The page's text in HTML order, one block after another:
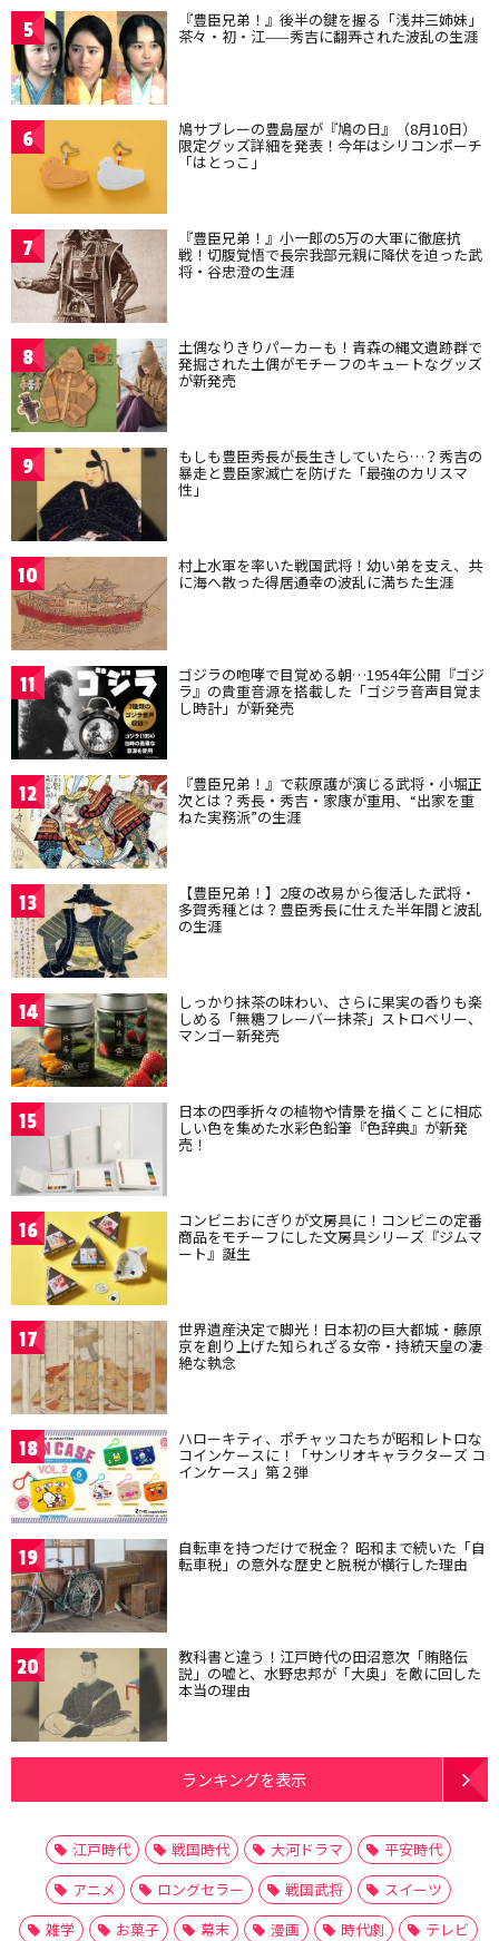
5 『豊臣兄弟！』後半の鍵を握る「浅井三姉妹」
茶々・初・江——秀吉に翻弄された波乱の生涯
6 鳩サブレーの豊島屋が『鳩の日』（8月10日）
限定グッズ詳細を発表！今年はシリコンポーチ
「はとっこ」
7 『豊臣兄弟！』小一郎の5万の大軍に徹底抗
戦！切腹覚悟で長宗我部元親に降伏を迫った武
将・谷忠澄の生涯
8 土偶なりきりパーカーも！青森の縄文遺跡群で
発掘された土偶がモチーフのキュートなグッズ
が新発売
9 もしも豊臣秀長が長生きしていたら…？秀吉の
暴走と豊臣家滅亡を防げた「最強のカリスマ
性」
10 村上水軍を率いた戦国武将！幼い弟を支え、共
に海へ散った得居通幸の波乱に満ちた生涯
11 ゴジラの咆哮で目覚める朝…1954年公開『ゴジ
ラ』の貴重音源を搭載した「ゴジラ音声目覚ま
し時計」が新発売
12 『豊臣兄弟！』で萩原護が演じる武将・小堀正
次とは？秀長・秀吉・家康が重用、“出家を重
ねた実務派”の生涯
13 【豊臣兄弟！】2度の改易から復活した武将・
多賀秀種とは？豊臣秀長に仕えた半年間と波乱
の生涯
14 しっかり抹茶の味わい、さらに果実の香りも楽
しめる「無糖フレーバー抹茶」ストロベリー、
マンゴー新発売
15 日本の四季折々の植物や情景を描くことに相応
しい色を集めた水彩色鉛筆『色辞典』が新発
売！
16 コンビニおにぎりが文房具に！コンビニの定番
商品をモチーフにした文房具シリーズ『ジムマ
ート』誕生
17 世界遺産決定で脚光！日本初の巨大都城・藤原
京を創り上げた知られざる女帝・持統天皇の凄
絶な執念
18 ハローキティ、ポチャッコたちが昭和レトロな
コインケースに！「サンリオキャラクターズ コ
インケース」第２弾
19 自転車を持つだけで税金？ 昭和まで続いた「自
転車税」の意外な歴史と脱税が横行した理由
20 教科書と違う！江戸時代の田沼意次「賄賂伝
説」の嘘と、水野忠邦が「大奥」を敵に回した
本当の理由
ランキングを表示
江戸時代 戦国時代 大河ドラマ
平安時代
アニメ
ロングセラー 戦国武将
スイーツ
雑学
お菓子 幕末 漫画 時代劇
テレビ